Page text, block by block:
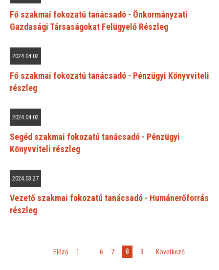
Fő szakmai fokozatú tanácsadó - Önkormányzati
Gazdasági Társaságokat Felügyelő Részleg
2024.04.02
Fő szakmai fokozatú tanácsadó - Pénzügyi Könyvviteli
részleg
2024.04.02
Segéd szakmai fokozatú tanácsadó - Pénzügyi
Könyvviteli részleg
2024.03.27
Vezető szakmai fokozatú tanácsadó - Humánerőforrás
részleg
Előző 1 6 7 8 9 Következő